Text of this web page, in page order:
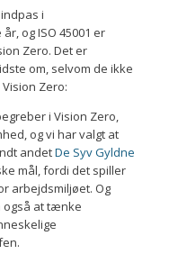
i
og ISO 45001 er
Zero. Det er
om, selvom de ikke
Zero:
i Vision Zero,
og vi har valgt at
andetDe Syv Gyldne
mål, fordi det spiller
arbejdsmiljøet. Og
også at tænke